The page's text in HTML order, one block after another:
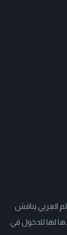
العربي يناقش
لها للدخول في